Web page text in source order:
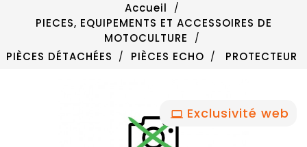
Accueil
PIECES, EQUIPEMENTS ET ACCESSOIRES DE
MOTOCULTURE
PIÈCES DÉTACHÉES
PIÈCES ECHO PROTECTEUR
Exclusivité web